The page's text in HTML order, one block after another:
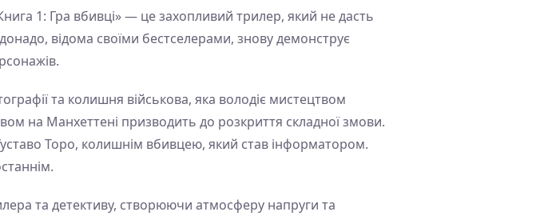
1: Гра вбивці» — це захопливий трилер, який не дасть
відома своїми бестселерами, знову демонструє
та колишня військова, яка володіє мистецтвом
на Манхеттені призводить до розкриття складної змови.
Торо, колишнім вбивцею, який став інформатором.
та детективу, створюючи атмосферу напруги та